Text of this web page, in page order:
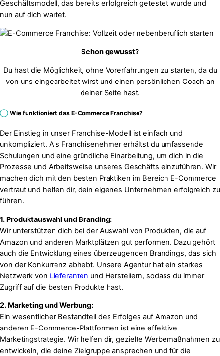
Geschäftsmodell, das bereits erfolgreich getestet wurde und
nun auf dich wartet.
Schon gewusst?
Du hast die Möglichkeit, ohne Vorerfahrungen zu starten, da du
von uns eingearbeitet wirst und einen persönlichen Coach an
deiner Seite hast.
◯ Wie funktioniert das E-Commerce Franchise?
Der Einstieg in unser Franchise-Modell ist einfach und
unkompliziert. Als Franchisenehmer erhältst du umfassende
Schulungen und eine gründliche Einarbeitung, um dich in die
Prozesse und Arbeitsweise unseres Geschäfts einzuführen. Wir
machen dich mit den besten Praktiken im Bereich E-Commerce
vertraut und helfen dir, dein eigenes Unternehmen erfolgreich zu
führen.
1. Produktauswahl und Branding:
Wir unterstützen dich bei der Auswahl von Produkten, die auf
Amazon und anderen Marktplätzen gut performen. Dazu gehört
auch die Entwicklung eines überzeugenden Brandings, das sich
von der Konkurrenz abhebt. Unsere Agentur hat ein starkes
Netzwerk von Lieferanten und Herstellern, sodass du immer
Zugriff auf die besten Produkte hast.
2. Marketing und Werbung:
Ein wesentlicher Bestandteil des Erfolges auf Amazon und
anderen E-Commerce-Plattformen ist eine effektive
Marketingstrategie. Wir helfen dir, gezielte Werbemaßnahmen zu
entwickeln, die deine Zielgruppe ansprechen und für die